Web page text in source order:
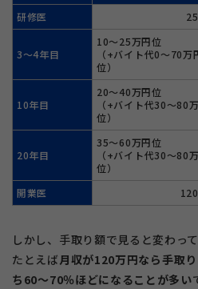
研修医
3〜4年目
10〜25万円位
（+バイト代0〜70万
位）
10年目
20〜40万円位
（+バイト代30〜80
位）
20年目
35〜60万円位
（+バイト代30〜80
位）
開業医
しかし、手取り額で見ると変わって
たとえば月収が120万円なら手取
ち60〜70％ほどになることが多い